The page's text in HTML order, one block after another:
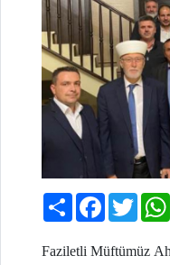
PaylaşFacebook
Faziletli Müftümüz